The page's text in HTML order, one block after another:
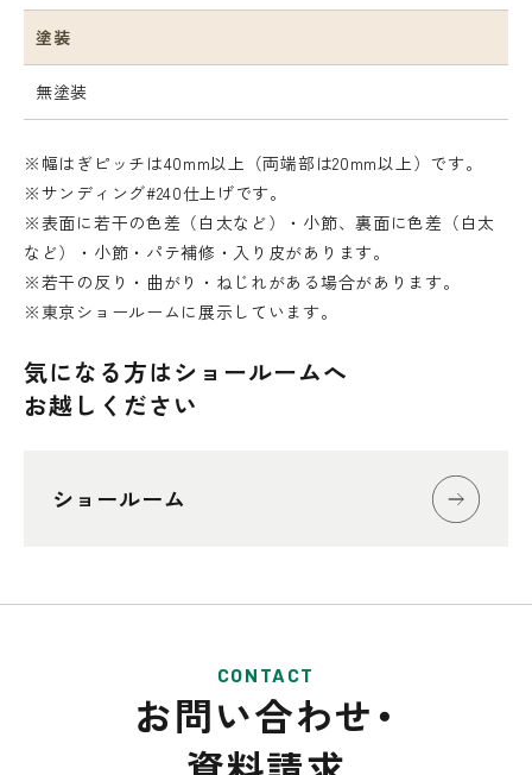
塗装
無塗装
※幅はぎピッチは40mm以上（両端部は20mm以上）です。
※サンディング#240仕上げです。
※表面に若干の色差（白太など）・小節、裏面に色差（白太
など）・小節・パテ補修・入り皮があります。
※若干の反り・曲がり・ねじれがある場合があります。
※東京ショールームに展示しています。
気になる方はショールームへ
お越しください
ショールーム
CONTACT
お問い合わせ・